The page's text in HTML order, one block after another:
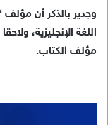
وجدير بالذكر أن
اللغة الإنجليزية،
مؤلف الكتاب.